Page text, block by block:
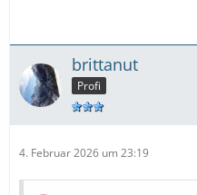
brittanut
Profi
4. Februar 2026 um 23:19